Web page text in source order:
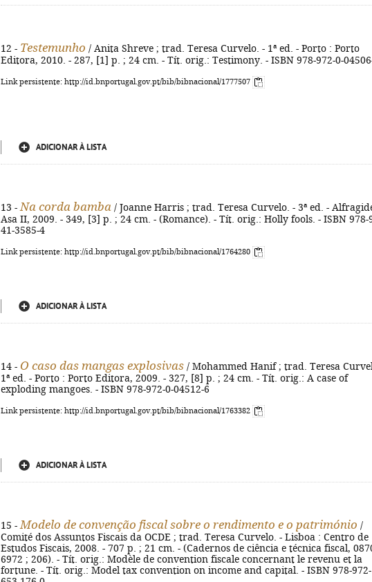
12 - Testemunho / Anita Shreve ; trad. Teresa Curvelo. - 1ª ed. - Porto : Porto
Editora, 2010. - 287, [1] p. ; 24 cm. - Tít. orig.: Testimony. - ISBN 978-972-0-
Link persistente: http://id.bnportugal.gov.pt/bib/bibnacional/1777507
ADICIONAR À LISTA
13 - Na corda bamba / Joanne Harris ; trad. Teresa Curvelo. - 3ª ed. -
Asa II, 2009. - 349, [3] p. ; 24 cm. - (Romance). - Tít. orig.: Holly fools. - ISBN 978-
41-3585-4
Link persistente: http://id.bnportugal.gov.pt/bib/bibnacional/1764280
ADICIONAR À LISTA
14 - O caso das mangas explosivas / Mohammed Hanif ; trad. Teresa
1ª ed. - Porto : Porto Editora, 2009. - 327, [8] p. ; 24 cm. - Tít. orig.: A case of
exploding mangoes. - ISBN 978-972-0-04512-6
Link persistente: http://id.bnportugal.gov.pt/bib/bibnacional/1763382
ADICIONAR À LISTA
15 - Modelo de convenção fiscal sobre o rendimento e o património /
Comité dos Assuntos Fiscais da OCDE ; trad. Teresa Curvelo. - Lisboa : Centro de
Estudos Fiscais, 2008. - 707 p. ; 21 cm. - (Cadernos de ciência e técnica fiscal,
6972 ; 206). - Tít. orig.: Modèle de convention fiscale concernant le revenu et la
fortune. - Tít. orig.: Model tax convention on income and capital. - ISBN 978-972-